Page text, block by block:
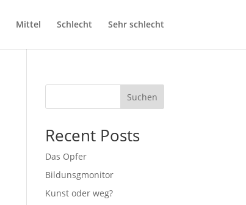
Mittel Schlecht Sehr schlecht
Suchen
Recent Posts
Das Opfer
Bildunsgmonitor
Kunst oder weg?